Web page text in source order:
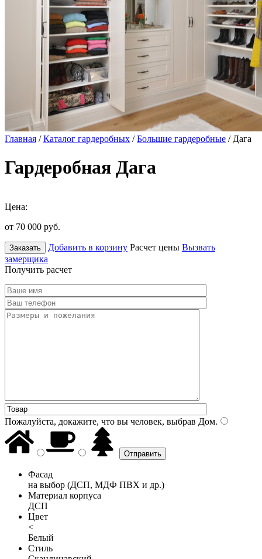
Главная /Каталог гардеробных /Большие гардеробные / Дага
Гардеробная Дага
Цена:
от 70 000 руб.
Заказать Добавить в корзину Расчет цены Вызвать
замерщика
Получить расчет
Пожалуйста, докажите, что вы человек, выбрав Дом.
Фасад
на выбор (ДСП, МДФ ПВХ и др.)
Материал корпуса
ДСП
Цвет
<
Белый
Стиль